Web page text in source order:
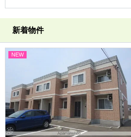
新着物件
NEW